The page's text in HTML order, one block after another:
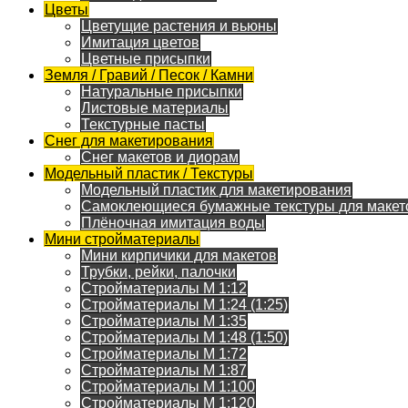
Цветы
Цветущие растения и вьюны
Имитация цветов
Цветные присыпки
Земля / Гравий / Песок / Камни
Натуральные присыпки
Листовые материалы
Текстурные пасты
Снег для макетирования
Снег макетов и диорам
Модельный пластик / Текстуры
Модельный пластик для макетирования
Самоклеющиеся бумажные текстуры для
Плёночная имитация воды
Мини стройматериалы
Мини кирпичики для макетов
Трубки, рейки, палочки
Стройматериалы M 1:12
Стройматериалы M 1:24 (1:25)
Стройматериалы M 1:35
Стройматериалы M 1:48 (1:50)
Стройматериалы M 1:72
Стройматериалы M 1:87
Стройматериалы M 1:100
Стройматериалы M 1:120